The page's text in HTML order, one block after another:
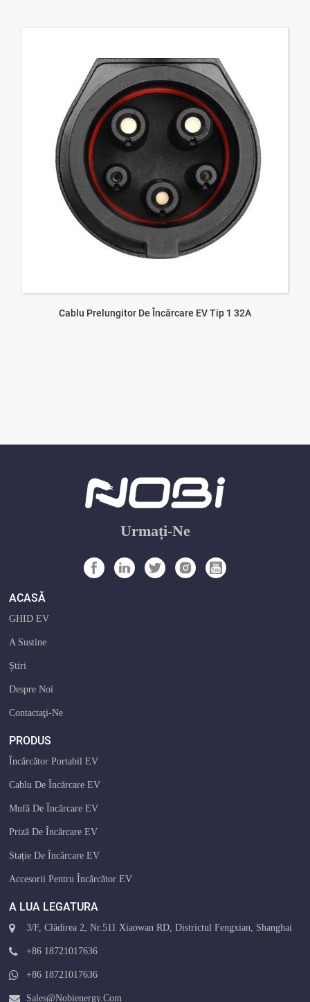
Cablu Prelungitor De Încărcare EV Tip 1 32A
Urmați-Ne
ACASĂ
GHID EV
A Sustine
Știri
Despre Noi
Contactaţi-Ne
PRODUS
Încărcător Portabil EV
Cablu De Încărcare EV
Mufă De Încărcare EV
Priză De Încărcare EV
Stație De Încărcare EV
Accesorii Pentru Încărcător EV
A LUA LEGATURA
3/F, Clădirea 2, Nr.511 Xiaowan RD, Districtul Fengxian, Shanghai
+86 18721017636
+86 18721017636
Sales@nobienergy.com